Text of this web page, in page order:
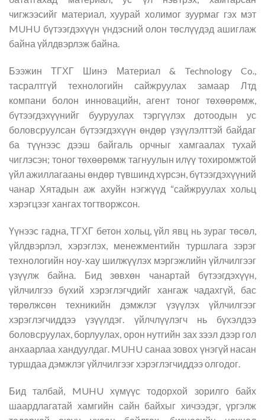
чигжээсийг материал, хуурай холимог зуурмаг гэх мэт
MUHU бүтээгдэхүүн үндэсний олон төслүүдэд ашиглаж
байна үйлдвэрлэж байна.
Бээжин ТГХГ Шинэ Материал & Technology Co.,
тасралтгүй технологийн сайжруулах замаар Лтд
компани болон инновацийн, агент тоног төхөөрөмж,
бүтээгдэхүүнийг бууруулах тэргүүлэх дотоодын ус
боловсруулсан бүтээгдэхүүн өндөр үзүүлэлттэй байдаг
ба түүнээс дээш байгаль орчныг хамгаалах тухай
чиглэсэн; тоног төхөөрөмж тагнуулын илүү тохиромжтой
үйл ажиллагааны өндөр түвшинд хүрсэн, бүтээгдэхүүний
чанар Хятадын аж ахуйн нэгжүүд “сайжруулах хольц
хэрэгцээг хангах тогтворжсон.
Үүнээс гадна, ТГХГ бетон хольц, үйл явц нь зураг төсөл,
үйлдвэрлэл, хэрэглэх, менежментийн туршлага зэрэг
технологийн ноу-хау шилжүүлэх мэргэжлийн үйлчилгээг
үзүүлж байна. Бид зөвхөн чанартай бүтээгдэхүүн,
үйлчилгээ бүхий хэрэглэгчдийг хангаж чадахгүй, бас
төрөлжсөн техникийн дэмжлэг үзүүлэх үйлчилгээг
хэрэглэгчиддээ үзүүлдэг. үйлчлүүлэгч нь бүхэлдээ
боловсруулах, борлуулах, орон нутгийн зах зээл дээр гол
анхаарлаа хандуулдаг. MUHU санаа зовох үнэгүй насан
туршдаа дэмжлэг үйлчилгээг хэрэглэгчиддээ олгодог.
Бид талбай, MUHU хүмүүс тодорхой зорилго байх
шаардлагатай хамгийн сайн байхыг хичээдэг, үргэлж